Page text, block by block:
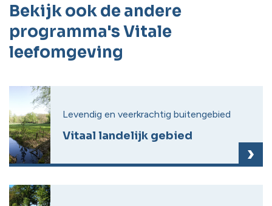
Bekijk ook de andere
programma's Vitale
leefomgeving
Levendig en veerkrachtig buitengebied
Vitaal landelijk gebied